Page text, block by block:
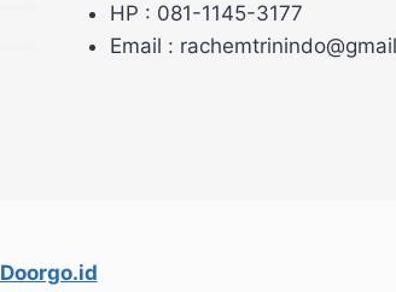
HP : 081-1145-3177
Email :
Doorgo.id